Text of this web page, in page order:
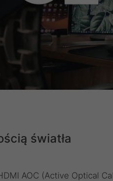
światła
AOC (Active Optical